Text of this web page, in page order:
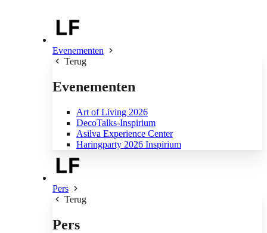
Evenementen
Terug
Evenementen
Art of Living 2026
DecoTalks-Inspirium
Asilva Experience Center
Haringparty 2026 Inspirium
Pers
Terug
Pers